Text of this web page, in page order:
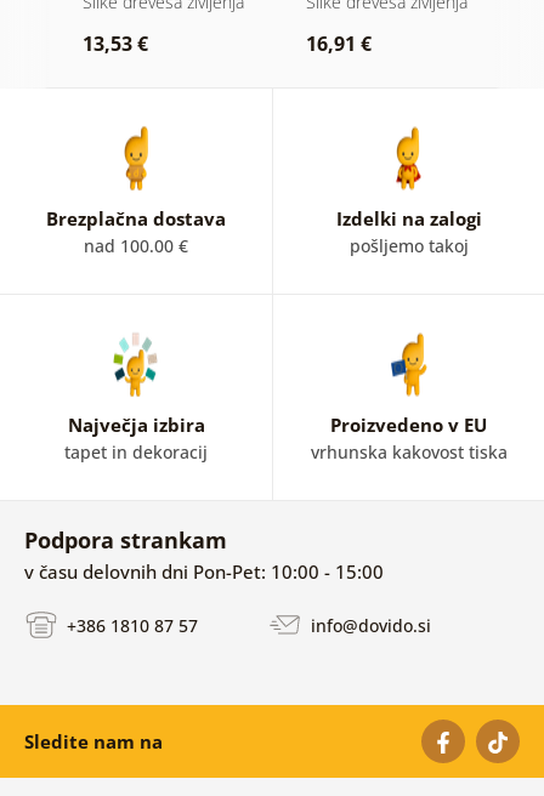
13,53 € 16,91 €
Brezplačna dostava
nad 100.00 €
Izdelki na zalogi
pošljemo takoj
Največja izbira
tapet in dekoracij
Proizvedeno v EU
vrhunska kakovost tiska
Podpora strankam
v času delovnih dni Pon-Pet: 10:00 - 15:00
+386 1810 87 57 info@dovido.si
Sledite nam na